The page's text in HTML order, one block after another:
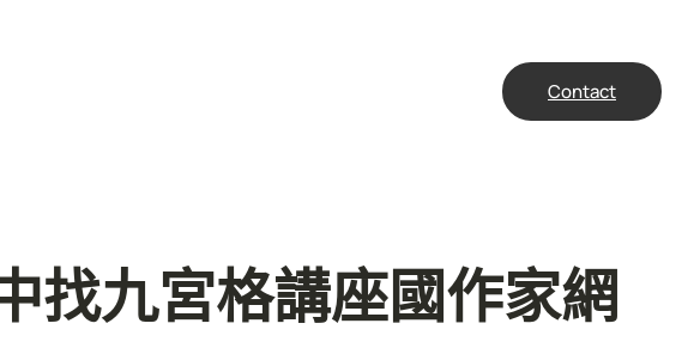
Contact
找九宮格講座國作家網